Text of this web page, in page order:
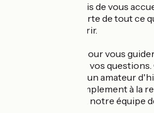
Nous sommes ravis de vous
dédié à la découverte de tout ce
Cotentin ont à offrir.
Nous sommes là pour vous
répondre à toutes vos
voyageur curieux, un amateur
culture ou tout simplement à la
escapade détente, notre équipe